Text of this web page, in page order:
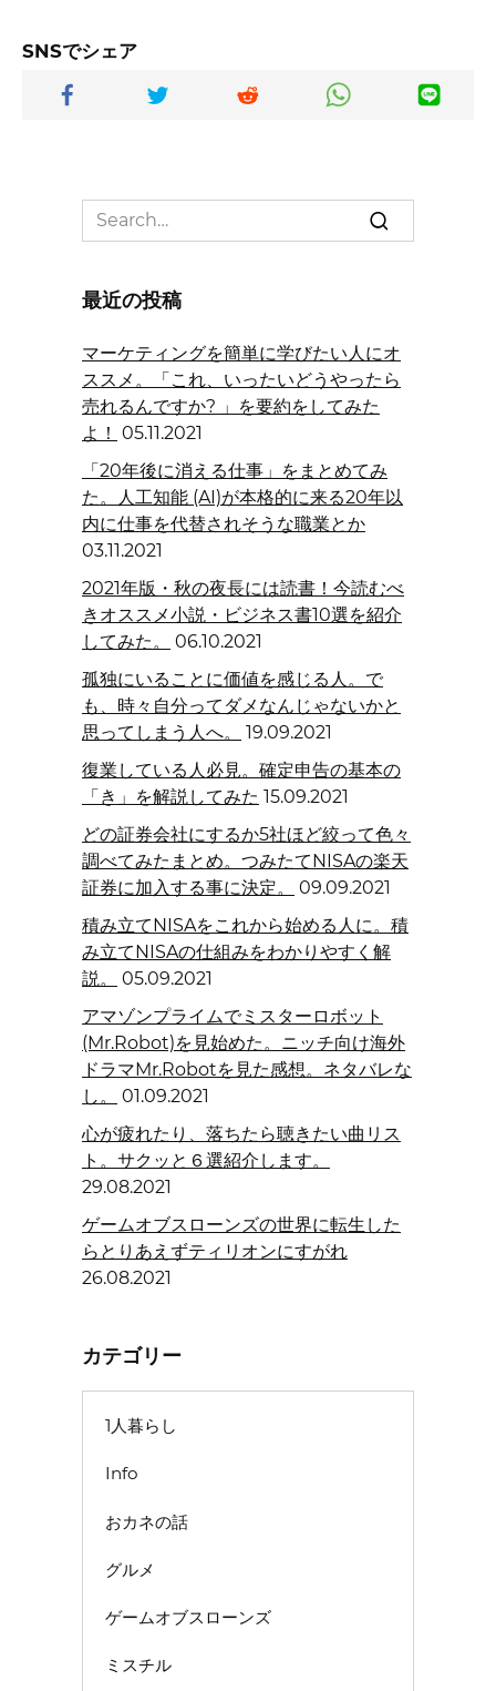
SNSでシェア
Search
for:
最近の投稿
マーケティングを簡単に学びたい人にオ
ススメ。「これ、いったいどうやったら
売れるんですか? 」を要約をしてみた
よ！ 05.11.2021
「20年後に消える仕事」をまとめてみ
た。人工知能 (AI)が本格的に来る20年以
内に仕事を代替されそうな職業とか
03.11.2021
2021年版・秋の夜長には読書！今読むべ
きオススメ小説・ビジネス書10選を紹介
してみた。
06.10.2021
孤独にいることに価値を感じる人。で
も、時々自分ってダメなんじゃないかと
思ってしまう人へ。
19.09.2021
復業している人必見。確定申告の基本の
「き」を解説してみた 15.09.2021
どの証券会社にするか5社ほど絞って色々
調べてみたまとめ。つみたてNISAの楽天
証券に加入する事に決定。
09.09.2021
積み立てNISAをこれから始める人に。積
み立てNISAの仕組みをわかりやすく解
説。
05.09.2021
アマゾンプライムでミスターロボット
(Mr.Robot)を見始めた。ニッチ向け海外
ドラマMr.Robotを見た感想。ネタバレな
し。
01.09.2021
心が疲れたり、落ちたら聴きたい曲リス
ト。サクッと６選紹介します。
29.08.2021
ゲームオブスローンズの世界に転生した
らとりあえずティリオンにすがれ
26.08.2021
カテゴリー
1人暮らし
Info
おカネの話
グルメ
ゲームオブスローンズ
ミスチル